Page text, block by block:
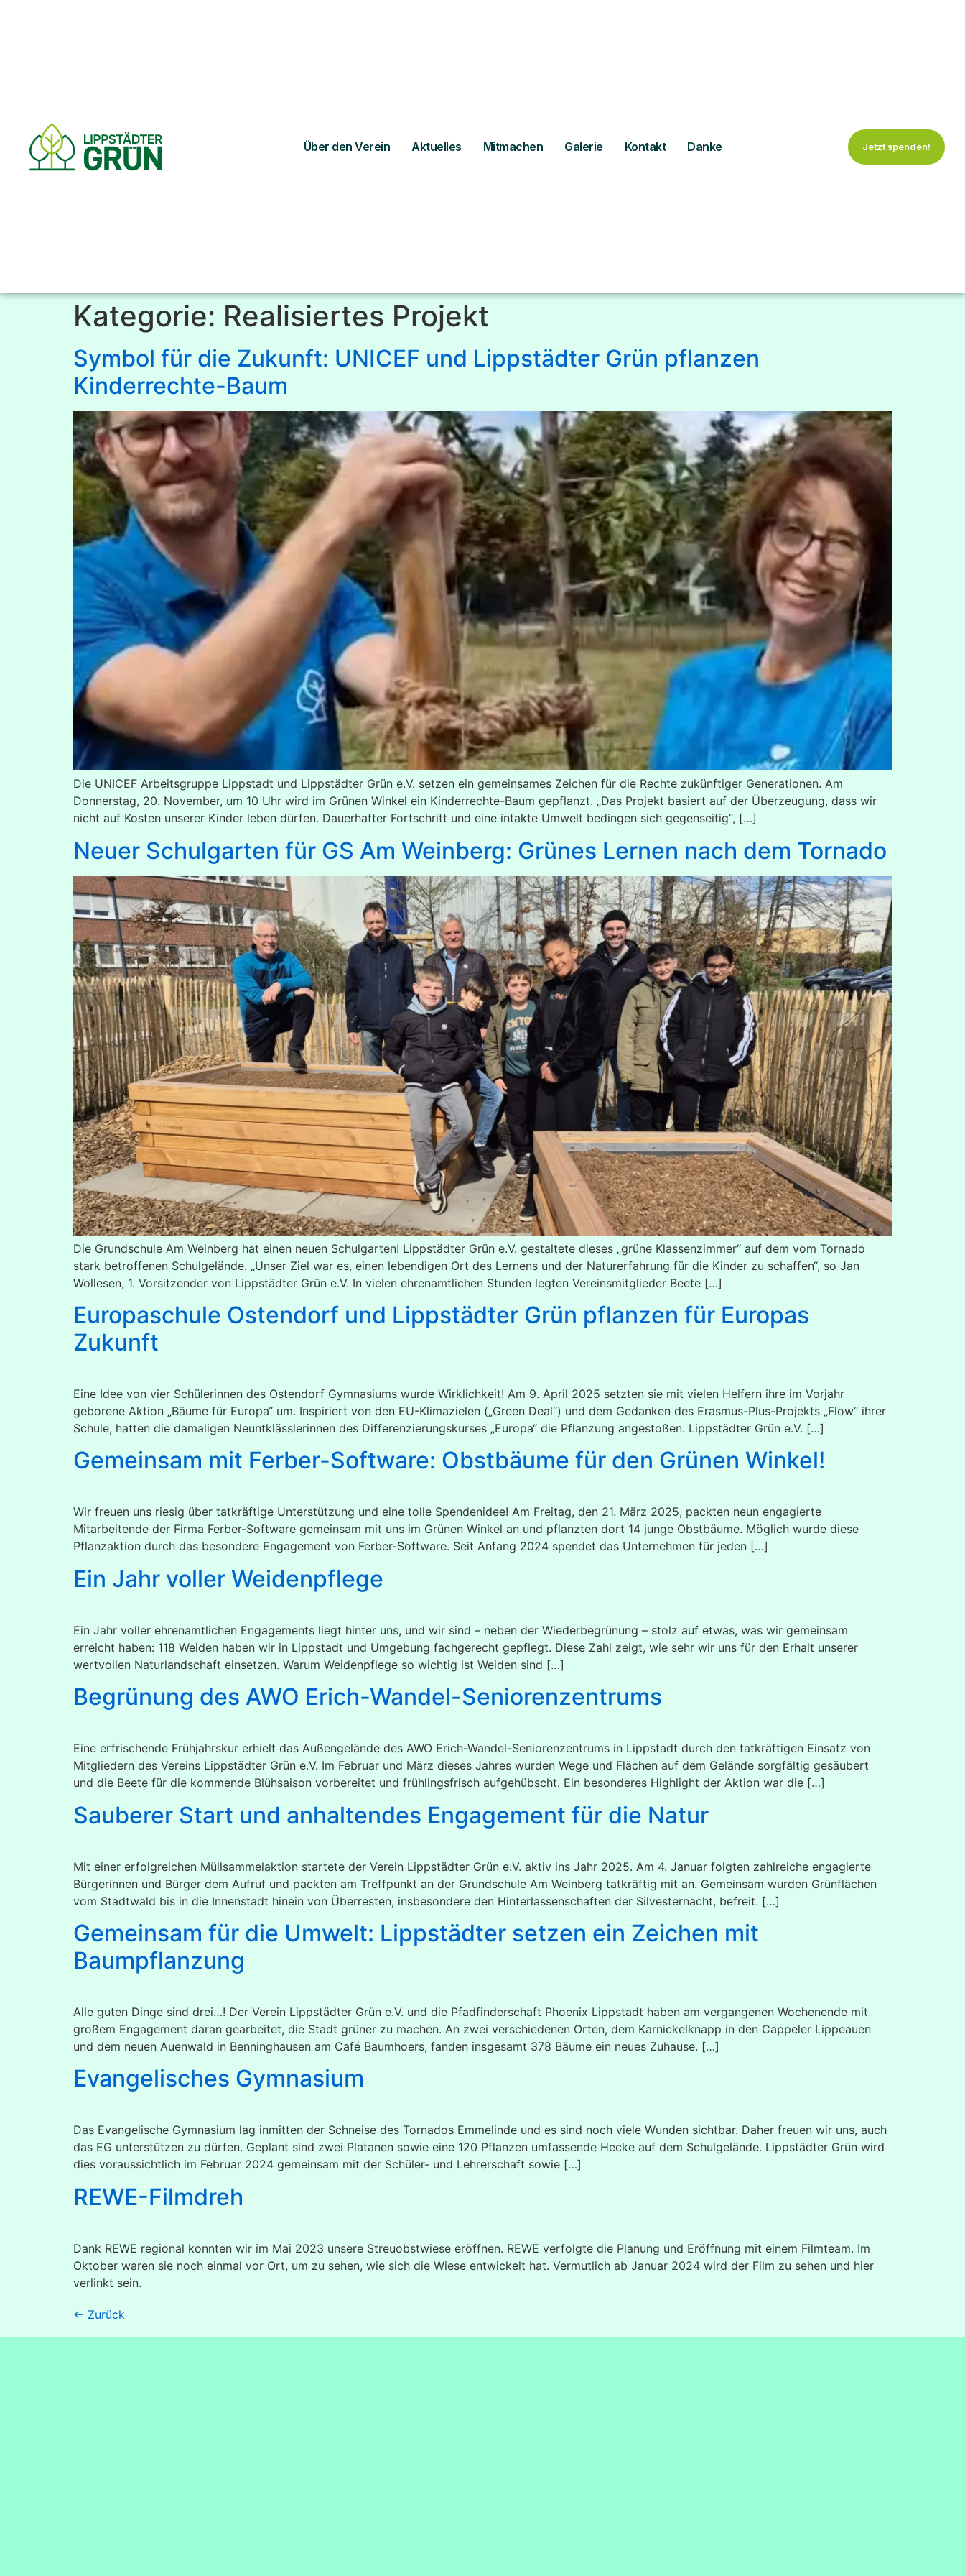
Über den Verein Aktuelles Mitmachen Galerie Kontakt Danke Jetzt spenden!
Kategorie: Realisiertes Projekt
Symbol für die Zukunft: UNICEF und Lippstädter Grün pflanzen
Kinderrechte-Baum
Die UNICEF Arbeitsgruppe Lippstadt und Lippstädter Grün e.V. setzen ein gemeinsames Zeichen für die Rechte zukünftiger Generationen. Am
Donnerstag, 20. November, um 10 Uhr wird im Grünen Winkel ein Kinderrechte-Baum gepflanzt. „Das Projekt basiert auf der Überzeugung, dass wir
nicht auf Kosten unserer Kinder leben dürfen. Dauerhafter Fortschritt und eine intakte Umwelt bedingen sich gegenseitig“, […]
Neuer Schulgarten für GS Am Weinberg: Grünes Lernen nach dem Tornado
Die Grundschule Am Weinberg hat einen neuen Schulgarten! Lippstädter Grün e.V. gestaltete dieses „grüne Klassenzimmer“ auf dem vom Tornado
stark betroffenen Schulgelände. „Unser Ziel war es, einen lebendigen Ort des Lernens und der Naturerfahrung für die Kinder zu schaffen“, so Jan
Wollesen, 1. Vorsitzender von Lippstädter Grün e.V. In vielen ehrenamtlichen Stunden legten Vereinsmitglieder Beete […]
Europaschule Ostendorf und Lippstädter Grün pflanzen für Europas
Zukunft
Eine Idee von vier Schülerinnen des Ostendorf Gymnasiums wurde Wirklichkeit! Am 9. April 2025 setzten sie mit vielen Helfern ihre im Vorjahr
geborene Aktion „Bäume für Europa“ um. Inspiriert von den EU-Klimazielen („Green Deal“) und dem Gedanken des Erasmus-Plus-Projekts „Flow“ ihrer
Schule, hatten die damaligen Neuntklässlerinnen des Differenzierungskurses „Europa“ die Pflanzung angestoßen. Lippstädter Grün e.V. […]
Gemeinsam mit Ferber-Software: Obstbäume für den Grünen Winkel!
Wir freuen uns riesig über tatkräftige Unterstützung und eine tolle Spendenidee! Am Freitag, den 21. März 2025, packten neun engagierte
Mitarbeitende der Firma Ferber-Software gemeinsam mit uns im Grünen Winkel an und pflanzten dort 14 junge Obstbäume. Möglich wurde diese
Pflanzaktion durch das besondere Engagement von Ferber-Software. Seit Anfang 2024 spendet das Unternehmen für jeden […]
Ein Jahr voller Weidenpflege
Ein Jahr voller ehrenamtlichen Engagements liegt hinter uns, und wir sind – neben der Wiederbegrünung – stolz auf etwas, was wir gemeinsam
erreicht haben: 118 Weiden haben wir in Lippstadt und Umgebung fachgerecht gepflegt. Diese Zahl zeigt, wie sehr wir uns für den Erhalt unserer
wertvollen Naturlandschaft einsetzen. Warum Weidenpflege so wichtig ist Weiden sind […]
Begrünung des AWO Erich-Wandel-Seniorenzentrums
Eine erfrischende Frühjahrskur erhielt das Außengelände des AWO Erich-Wandel-Seniorenzentrums in Lippstadt durch den tatkräftigen Einsatz von
Mitgliedern des Vereins Lippstädter Grün e.V. Im Februar und März dieses Jahres wurden Wege und Flächen auf dem Gelände sorgfältig gesäubert
und die Beete für die kommende Blühsaison vorbereitet und frühlingsfrisch aufgehübscht. Ein besonderes Highlight der Aktion war die […]
Sauberer Start und anhaltendes Engagement für die Natur
Mit einer erfolgreichen Müllsammelaktion startete der Verein Lippstädter Grün e.V. aktiv ins Jahr 2025. Am 4. Januar folgten zahlreiche engagierte
Bürgerinnen und Bürger dem Aufruf und packten am Treffpunkt an der Grundschule Am Weinberg tatkräftig mit an. Gemeinsam wurden Grünflächen
vom Stadtwald bis in die Innenstadt hinein von Überresten, insbesondere den Hinterlassenschaften der Silvesternacht, befreit. […]
Gemeinsam für die Umwelt: Lippstädter setzen ein Zeichen mit
Baumpflanzung
Alle guten Dinge sind drei…! Der Verein Lippstädter Grün e.V. und die Pfadfinderschaft Phoenix Lippstadt haben am vergangenen Wochenende mit
großem Engagement daran gearbeitet, die Stadt grüner zu machen. An zwei verschiedenen Orten, dem Karnickelknapp in den Cappeler Lippeauen
und dem neuen Auenwald in Benninghausen am Café Baumhoers, fanden insgesamt 378 Bäume ein neues Zuhause. […]
Evangelisches Gymnasium
Das Evangelische Gymnasium lag inmitten der Schneise des Tornados Emmelinde und es sind noch viele Wunden sichtbar. Daher freuen wir uns, auch
das EG unterstützen zu dürfen. Geplant sind zwei Platanen sowie eine 120 Pflanzen umfassende Hecke auf dem Schulgelände. Lippstädter Grün wird
dies voraussichtlich im Februar 2024 gemeinsam mit der Schüler- und Lehrerschaft sowie […]
REWE-Filmdreh
Dank REWE regional konnten wir im Mai 2023 unsere Streuobstwiese eröffnen. REWE verfolgte die Planung und Eröffnung mit einem Filmteam. Im
Oktober waren sie noch einmal vor Ort, um zu sehen, wie sich die Wiese entwickelt hat. Vermutlich ab Januar 2024 wird der Film zu sehen und hier
verlinkt sein.
← Zurück